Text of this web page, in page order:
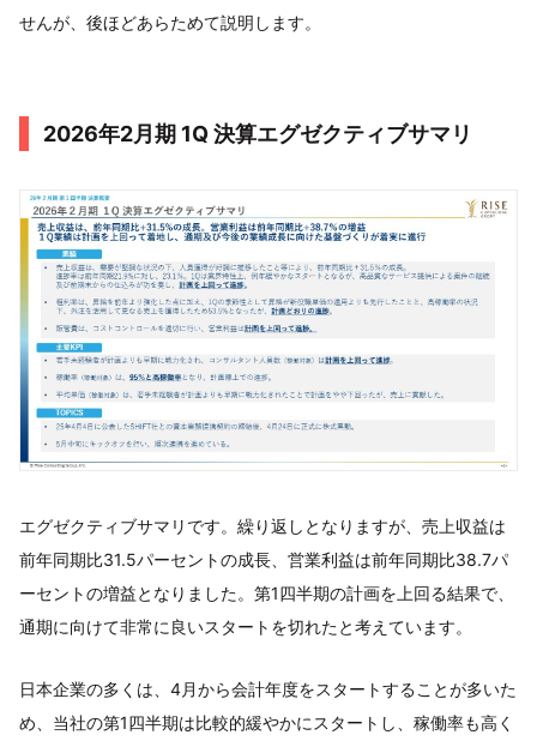
せんが、後ほどあらためて説明します。
2026年2月期 1Q 決算エグゼクティブサマリ
エグゼクティブサマリです。繰り返しとなりますが、売上収益は
前年同期比31.5パーセントの成長、営業利益は前年同期比38.7パ
ーセントの増益となりました。第1四半期の計画を上回る結果で、
通期に向けて非常に良いスタートを切れたと考えています。
日本企業の多くは、4月から会計年度をスタートすることが多いた
め、当社の第1四半期は比較的緩やかにスタートし、稼働率も高く